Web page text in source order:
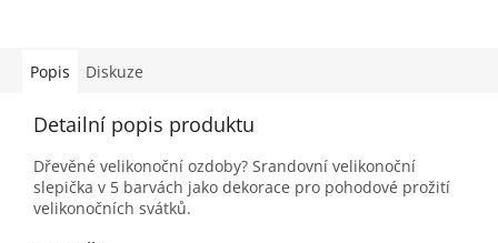
Popis Diskuze
Detailní popis produktu
Dřevěné velikonoční ozdoby? Srandovní velikonoční
slepička v 5 barvách jako dekorace pro pohodové prožití
velikonočních svátků.